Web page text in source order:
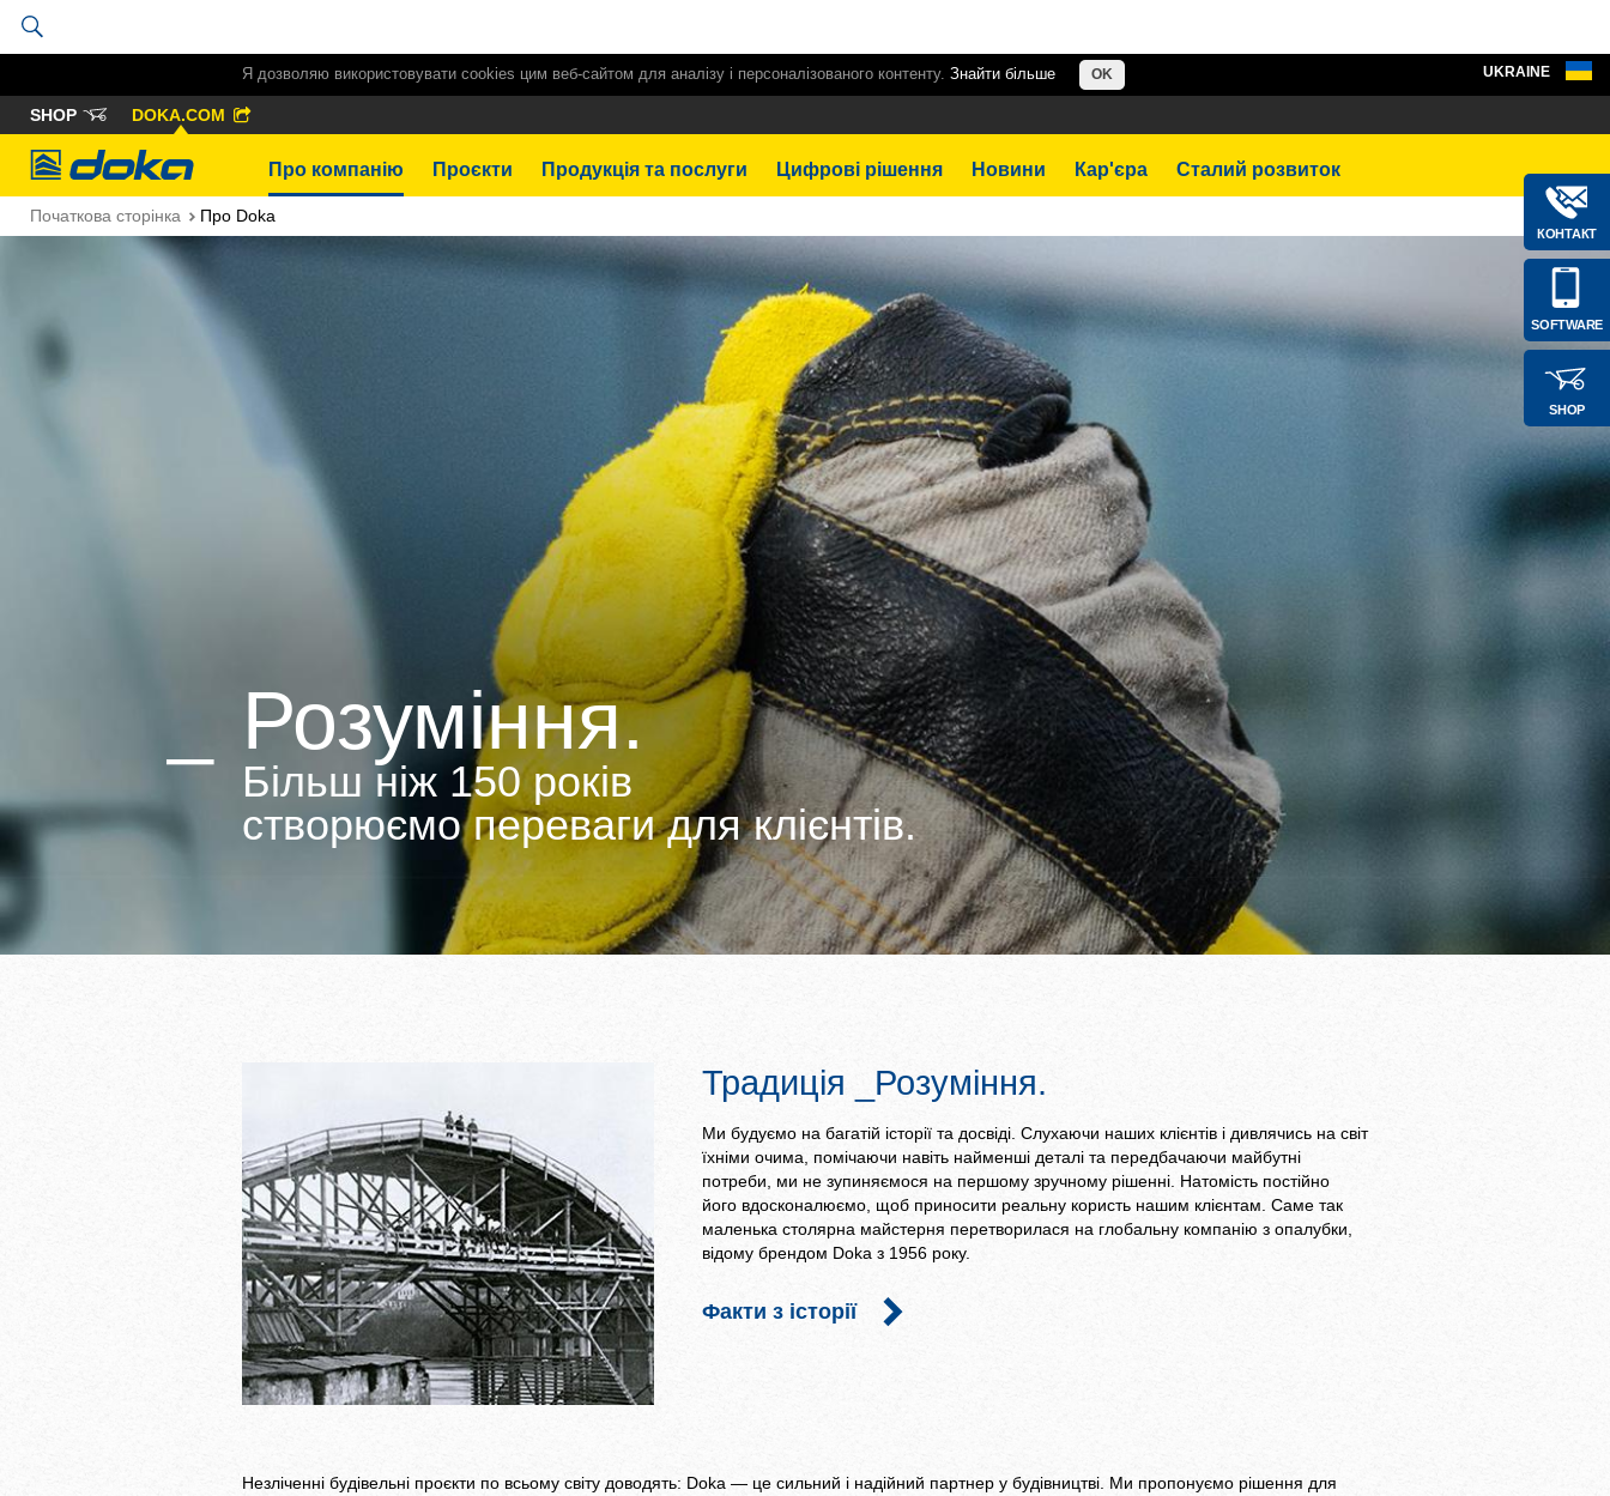
Я дозволяю використовувати cookies цим веб-сайтом для аналізу і персоналізованого контенту. Знайти більше OK
SHOP DOKA.COM
Doka
Про компанію Проєкти Продукція та послуги Цифрові рішення Новини Кар'єра Сталий розвиток
КОНТАКТ
SOFTWARE
SHOP
UKRAINE
Початкова сторінка Про Doka
Розуміння.
Більш ніж 150 років
створюємо переваги для клієнтів.
Традиція _Розуміння.
Ми будуємо на багатій історії та досвіді. Слухаючи наших клієнтів і дивлячись на світ
їхніми очима, помічаючи навіть найменші деталі та передбачаючи майбутні
потреби, ми не зупиняємося на першому зручному рішенні. Натомість постійно
його вдосконалюємо, щоб приносити реальну користь нашим клієнтам. Саме так
маленька столярна майстерня перетворилася на глобальну компанію з опалубки,
відому брендом Doka з 1956 року.
Факти з історії
Незліченні будівельні проєкти по всьому світу доводять: Doka — це сильний і надійний партнер у будівництві. Ми пропонуємо рішення для